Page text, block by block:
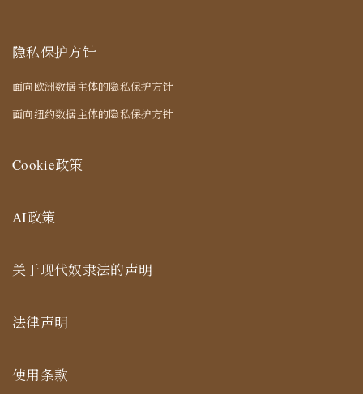
隐私保护方针
面向欧洲数据主体的隐私保护方针
面向纽约数据主体的隐私保护方针
Cookie政策
AI政策
关于现代奴隶法的声明
法律声明
使用条款